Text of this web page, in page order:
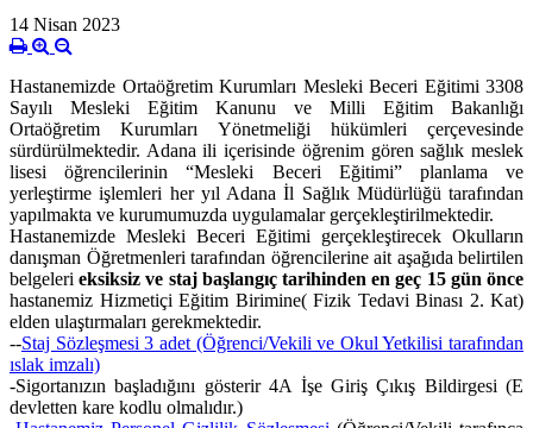
14 Nisan 2023
Hastanemizde Ortaöğretim Kurumları Mesleki Beceri Eğitimi 3308
Sayılı Mesleki Eğitim Kanunu ve Milli Eğitim Bakanlığı
Ortaöğretim Kurumları Yönetmeliği hükümleri çerçevesinde
sürdürülmektedir. Adana ili içerisinde öğrenim gören sağlık meslek
lisesi öğrencilerinin “Mesleki Beceri Eğitimi” planlama ve
yerleştirme işlemleri her yıl Adana İl Sağlık Müdürlüğü tarafından
yapılmakta ve kurumumuzda uygulamalar gerçekleştirilmektedir.
Hastanemizde Mesleki Beceri Eğitimi gerçekleştirecek Okulların
danışman Öğretmenleri tarafından öğrencilerine ait aşağıda belirtilen
belgelerieksiksiz ve staj başlangıç tarihinden en geç 15 gün önce
hastanemiz Hizmetiçi Eğitim Birimine( Fizik Tedavi Binası 2. Kat)
elden ulaştırmaları gerekmektedir.
--Staj Sözleşmesi 3 adet (Öğrenci/Vekili ve Okul Yetkilisi tarafından
ıslak imzalı)
-Sigortanızın başladığını gösterir 4A İşe Giriş Çıkış Bildirgesi (E
devletten kare kodlu olmalıdır.)